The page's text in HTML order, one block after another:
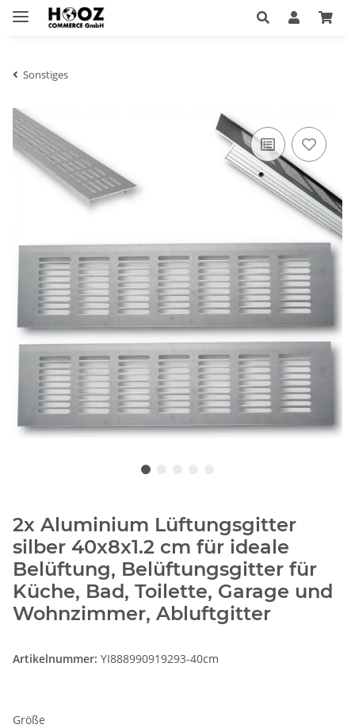
Sonstiges
2x Aluminium Lüftungsgitter
silber 40x8x1.2 cm für ideale
Belüftung, Belüftungsgitter für
Küche, Bad, Toilette, Garage und
Wohnzimmer, Abluftgitter
Artikelnummer: YI888990919293-40cm
Größe